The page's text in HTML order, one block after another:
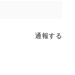
通報する